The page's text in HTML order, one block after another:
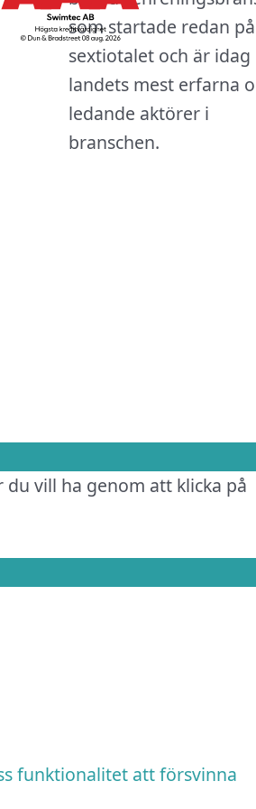
som startade redan på
sextiotalet och är idag
landets mest erfarna
ledande aktörer i
branschen.
du vill ha genom att klicka på
funktionalitet att försvinna